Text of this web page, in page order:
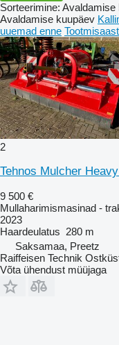
Sorteerimine: Avaldamise
Avaldamise kuupäev
uuemad enne
2
Tehnos Mulcher
9 500 €
Mullaharimismasinad -
2023
Haardeulatus 280 m
Saksamaa, Preetz
Raiffeisen Technik
Võta ühendust müüjaga